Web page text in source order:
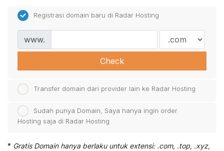
Registrasi domain baru di Radar Hosting
www.
Check
Transfer domain dari provider lain ke Radar Hosting
Sudah punya Domain, Saya hanya ingin order
Hosting saja di Radar Hosting
* Gratis Domain hanya berlaku untuk extensi: .com, .top, .xyz,